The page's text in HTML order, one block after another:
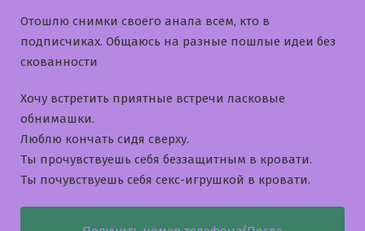
Отошлю снимки своего анала всем, кто в
подписчиках. Общаюсь на разные пошлые идеи без
скованности
Хочу встретить приятные встречи ласковые
обнимашки.
Люблю кончать сидя сверху.
Ты прочувствуешь себя беззащитным в кровати.
Ты почувствуешь себя секс-игрушкой в кровати.